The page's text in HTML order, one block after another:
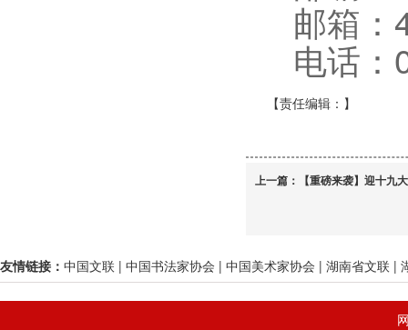
邮箱
电话
【责任编辑： 】
上一篇： 【重磅来袭】迎十九
友情链接： 中国文联 | 中国书法家协会 | 中国美术家协会 | 湖南省文联 |